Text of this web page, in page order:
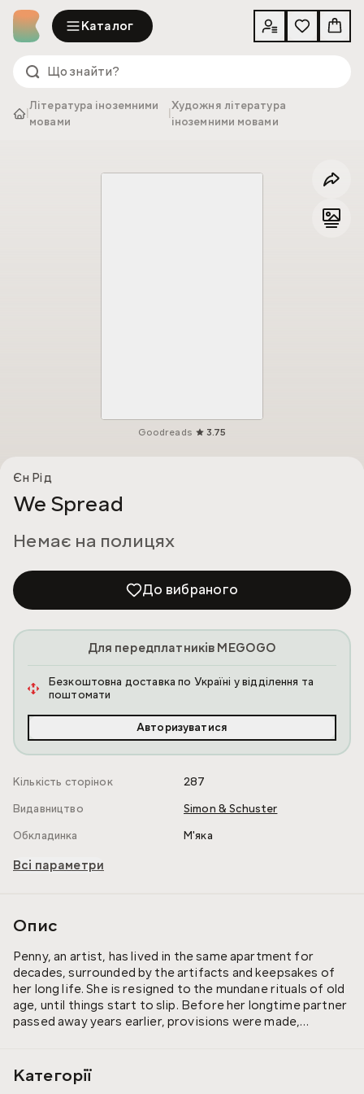
Каталог
|
Література іноземними
мовами
Художня література
іноземними мовами
Goodreads 3.75
Єн Рід
We Spread
Немає на полицях
До вибраного
Для передплатників MEGOGO
Безкоштовна доставка по Україні у відділення та
поштомати
Авторизуватися
Кількість сторінок
287
Видавництво
Simon & Schuster
Обкладинка
М'яка
Всі параметри
Опис
Penny, an artist, has lived in the same apartment for
decades, surrounded by the artifacts and keepsakes of
her long life. She is resigned to the mundane rituals of old
age, until things start to slip. Before her longtime partner
passed away years earlier, provisions were made,
“incidents.”
Категорії